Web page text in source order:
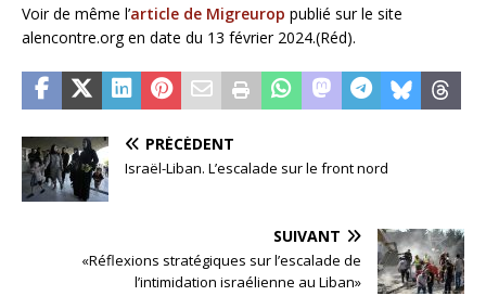
Voir de même l’article de Migreurop publié sur le site
alencontre.org en date du 13 février 2024.(Réd).
PRÉCÉDENT
Israël-Liban. L’escalade sur le front nord
SUIVANT
«Réflexions stratégiques sur l’escalade de
l’intimidation israélienne au Liban»